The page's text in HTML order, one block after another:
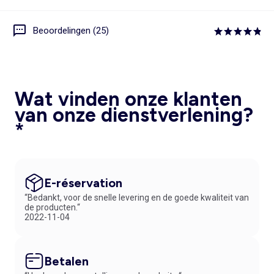
Beoordelingen (25)
Wat vinden onze klanten
van onze dienstverlening?
*
E-réservation
“Bedankt, voor de snelle levering en de goede kwaliteit van
de producten.“
2022-11-04
Betalen